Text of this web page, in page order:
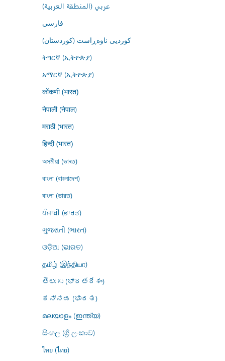
عربي (المنطقة العربية)
فارسى
کوردیی ناوەڕاست (کوردستان)
ትግርኛ (ኢትዮጵያ)
አማርኛ (ኢትዮጵያ)
कोंकणी (भारत)
नेपाली (नेपाल)
मराठी (भारत)
हिन्दी (भारत)
অসমীয়া (ভাৰত)
বাংলা (বাংলাদেশ)
বাংলা (ভারত)
ਪੰਜਾਬੀ (ਭਾਰਤ)
ગુજરાતી (ભારત)
ଓଡ଼ିଆ (ଭାରତ)
தமிழ் (இந்தியா)
తెలుగు (భారతదేశం)
ಕನ್ನಡ (ಭಾರತ)
മലയാളം (ഇന്ത്യ)
සිංහල (ශ්‍රී ලංකාව)
ไทย (ไทย)